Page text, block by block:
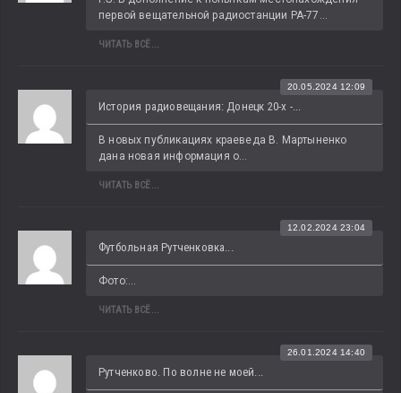
первой вещательной радиостанции РА-77...
ЧИТАТЬ ВСЁ...
История радиовещания: Донецк 20-х -...
20.05.2024 12:09
В новых публикациях краеведа В. Мартыненко
дана новая информация о...
ЧИТАТЬ ВСЁ...
Футбольная Рутченковка...
12.02.2024 23:04
Фото:...
ЧИТАТЬ ВСЁ...
Рутченково. По волне не моей...
26.01.2024 14:40